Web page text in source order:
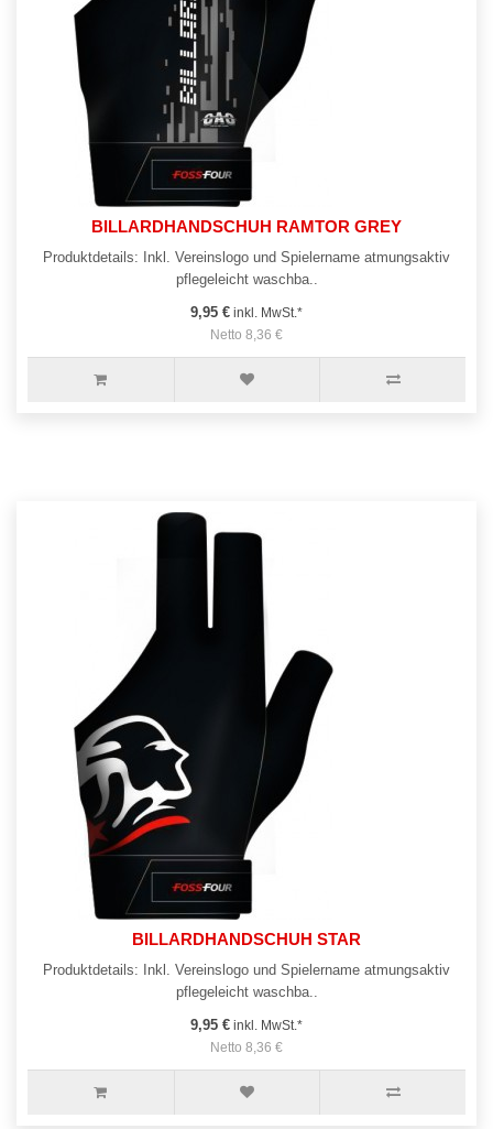
BILLARDHANDSCHUH RAMTOR GREY
Produktdetails: Inkl. Vereinslogo und Spielername atmungsaktiv
pflegeleicht waschba..
9,95 € inkl. MwSt.*
Netto 8,36 €
BILLARDHANDSCHUH STAR
Produktdetails: Inkl. Vereinslogo und Spielername atmungsaktiv
pflegeleicht waschba..
9,95 € inkl. MwSt.*
Netto 8,36 €